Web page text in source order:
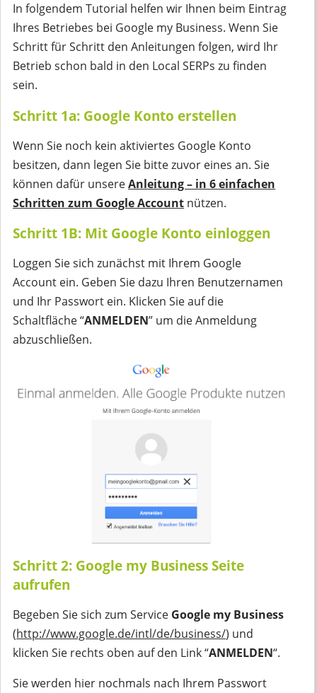
In folgendem Tutorial helfen wir Ihnen beim Eintrag
Ihres Betriebes bei Google my Business. Wenn Sie
Schritt für Schritt den Anleitungen folgen, wird Ihr
Betrieb schon bald in den Local SERPs zu finden
sein.
Schritt 1a: Google Konto erstellen
Wenn Sie noch kein aktiviertes Google Konto
besitzen, dann legen Sie bitte zuvor eines an. Sie
können dafür unsereAnleitung – in 6 einfachen
Schritten zum Google Account nützen.
Schritt 1B: Mit Google Konto einloggen
Loggen Sie sich zunächst mit Ihrem Google
Account ein. Geben Sie dazu Ihren Benutzernamen
und Ihr Passwort ein. Klicken Sie auf die
Schaltfläche “ANMELDEN” um die Anmeldung
abzuschließen.
Schritt 2: Google my Business Seite
aufrufen
Begeben Sie sich zum Service Google my Business
(http://www.google.de/intl/de/business/) und
klicken Sie rechts oben auf den Link “ANMELDEN“.
Sie werden hier nochmals nach Ihrem Passwort